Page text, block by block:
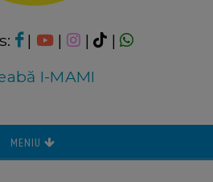
| | |
|
I-MAMI
MENIU